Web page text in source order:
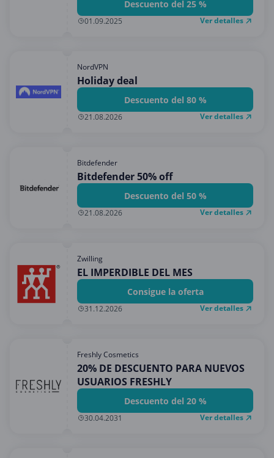
Descuento del 25 %
01.09.2025 Ver detalles
NordVPN
Holiday deal
Descuento del 80 %
21.08.2026 Ver detalles
Bitdefender
Bitdefender 50% off
Descuento del 50 %
21.08.2026 Ver detalles
Zwilling
EL IMPERDIBLE DEL MES
Consigue la oferta
31.12.2026 Ver detalles
Freshly Cosmetics
20% DE DESCUENTO PARA NUEVOS
USUARIOS FRESHLY
Descuento del 20 %
30.04.2031 Ver detalles